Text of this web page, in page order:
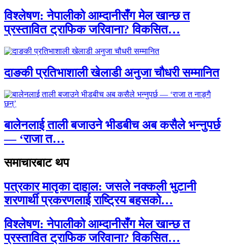
विश्लेषण: नेपालीको आम्दानीसँग मेल खान्छ त
प्रस्तावित ट्राफिक जरिवाना? विकसित…
दाङकी प्रतिभाशाली खेलाडी अनुजा चौधरी सम्मानित
बालेनलाई ताली बजाउने भीडबीच अब कसैले भन्नुपर्छ
— ‘राजा त…
समाचारबाट थप
पत्रकार मातृका दाहाल: जसले नक्कली भुटानी
शरणार्थी प्रकरणलाई राष्ट्रिय बहसको…
विश्लेषण: नेपालीको आम्दानीसँग मेल खान्छ त
प्रस्तावित ट्राफिक जरिवाना? विकसित…